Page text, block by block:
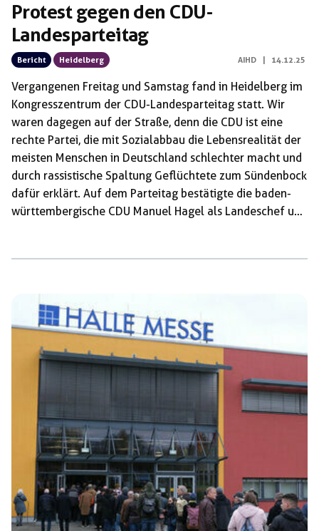
Protest gegen den CDU-
Landesparteitag
Bericht Heidelberg AIHD 14.12.25
Vergangenen Freitag und Samstag fand in Heidelberg im
Kongresszentrum der CDU-Landesparteitag statt. Wir
waren dagegen auf der Straße, denn die CDU ist eine
rechte Partei, die mit Sozialabbau die Lebensrealität der
meisten Menschen in Deutschland schlechter macht und
durch rassistische Spaltung Geflüchtete zum Sündenbock
dafür erklärt. Auf dem Parteitag bestätigte die baden-
württembergische CDU Manuel Hagel als Landeschef und
Regierungspartei im Bundestag am Freitag nicht nur das
Rentenpaket, sondern auch die neue Wehrpflicht, und
dass Geflüchtete in Abschiebehaft keine
Pflichtanwält*innen mehr beigeordnet bekommen, weil
diese […]